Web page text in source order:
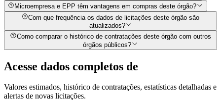
Microempresa e EPP têm vantagens em compras deste órgão?
Com que frequência os dados de licitações deste órgão são
atualizados?
Como comparar o histórico de contratações deste órgão com outros
órgãos públicos?
Acesse dados completos de
Valores estimados, histórico de contratações, estatísticas detalhadas e
alertas de novas licitações.